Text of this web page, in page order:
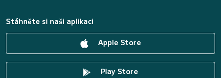
Stáhněte si naši aplikaci
Apple Store
Play Store